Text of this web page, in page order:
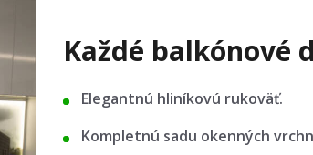
Každé balkónové
Elegantnú hliníkovú rukoväť.
Kompletnú sadu okenných